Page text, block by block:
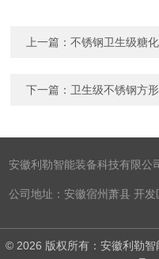
上一篇：不锈钢卫生级糖
下一篇： 卫生级不锈钢方
安徽利勒智能装备科技有限公司
公司地址：安徽宿州萧县 开
© 2026 版权所有：安徽利勒